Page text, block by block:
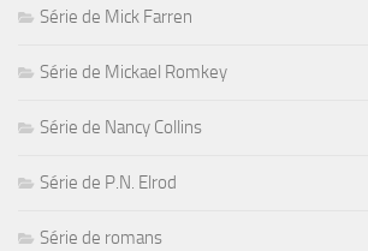
Série de Mick Farren
Série de Mickael Romkey
Série de Nancy Collins
Série de P.N. Elrod
Série de romans